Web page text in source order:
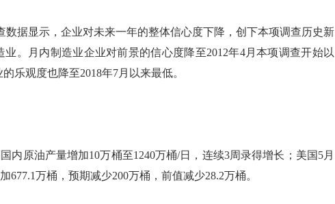
据显示，企业对未来一年的整体信心度下降，创下本项调查历史新
。月内制造业企业对前景的信心度降至2012年4月本项调查开始以
乐观度也降至2018年7月以来最低。
原油产量增加10万桶至1240万桶/日，连续3周录得增长；美国5月
677.1万桶，预期减少200万桶，前值减少28.2万桶。